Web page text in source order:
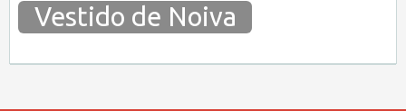
Vestido de Noiva